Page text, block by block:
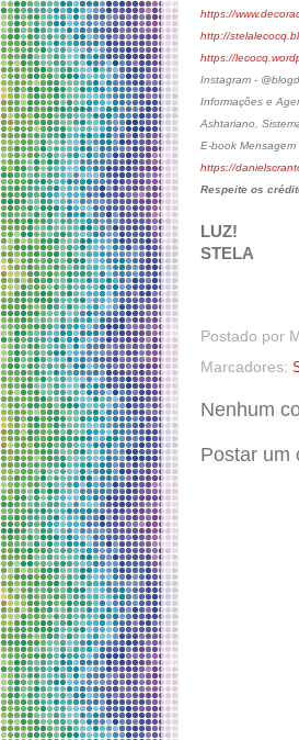
https://
http://
https://
Instagram -
Informações e
Ashtariano,
E-book
https://
Respeite os
LUZ!
STELA
Postado por
Marcadores:
Nenhum
Postar um